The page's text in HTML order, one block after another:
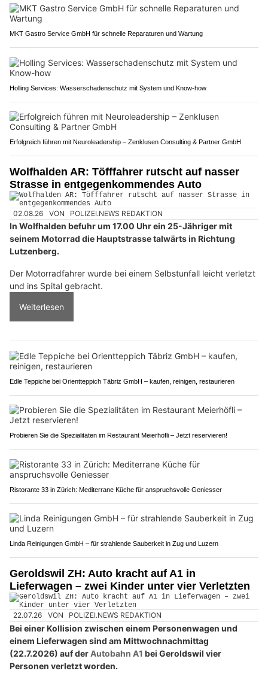
MKT Gastro Service GmbH für schnelle Reparaturen und Wartung
Holling Services: Wasserschadenschutz mit System und Know-how
Erfolgreich führen mit Neuroleadership – Zenklusen Consulting & Partner GmbH
Wolfhalden AR: Töfffahrer rutscht auf nasser
Strasse in entgegenkommendes Auto
02.08.26 VON POLIZEI.NEWS REDAKTION
In Wolfhalden befuhr um 17.00 Uhr ein 25-Jähriger mit
seinem Motorrad die Hauptstrasse talwärts in Richtung
Lutzenberg.
Der Motorradfahrer wurde bei einem Selbstunfall leicht verletzt
und ins Spital gebracht.
Weiterlesen
Edle Teppiche bei Orientteppich Täbriz GmbH – kaufen, reinigen, restaurieren
Probieren Sie die Spezialitäten im Restaurant Meierhöfli – Jetzt reservieren!
Ristorante 33 in Zürich: Mediterrane Küche für anspruchsvolle Geniesser
Linda Reinigungen GmbH – für strahlende Sauberkeit in Zug und Luzern
Geroldswil ZH: Auto kracht auf A1 in
Lieferwagen – zwei Kinder unter vier Verletzten
22.07.26 VON POLIZEI.NEWS REDAKTION
Bei einer Kollision zwischen einem Personenwagen und
einem Lieferwagen sind am Mittwochnachmittag
(22.7.2026) auf derAutobahn A1 bei Geroldswil vier
Personen verletzt worden.